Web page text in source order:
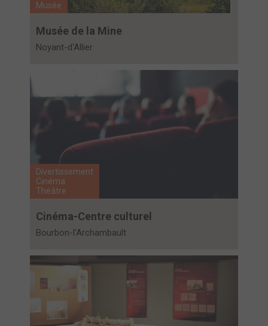
Musée
Musée de la Mine
Noyant-d'Allier
Divertissement
Cinéma
Théâtre
Cinéma-Centre culturel
Bourbon-l'Archambault